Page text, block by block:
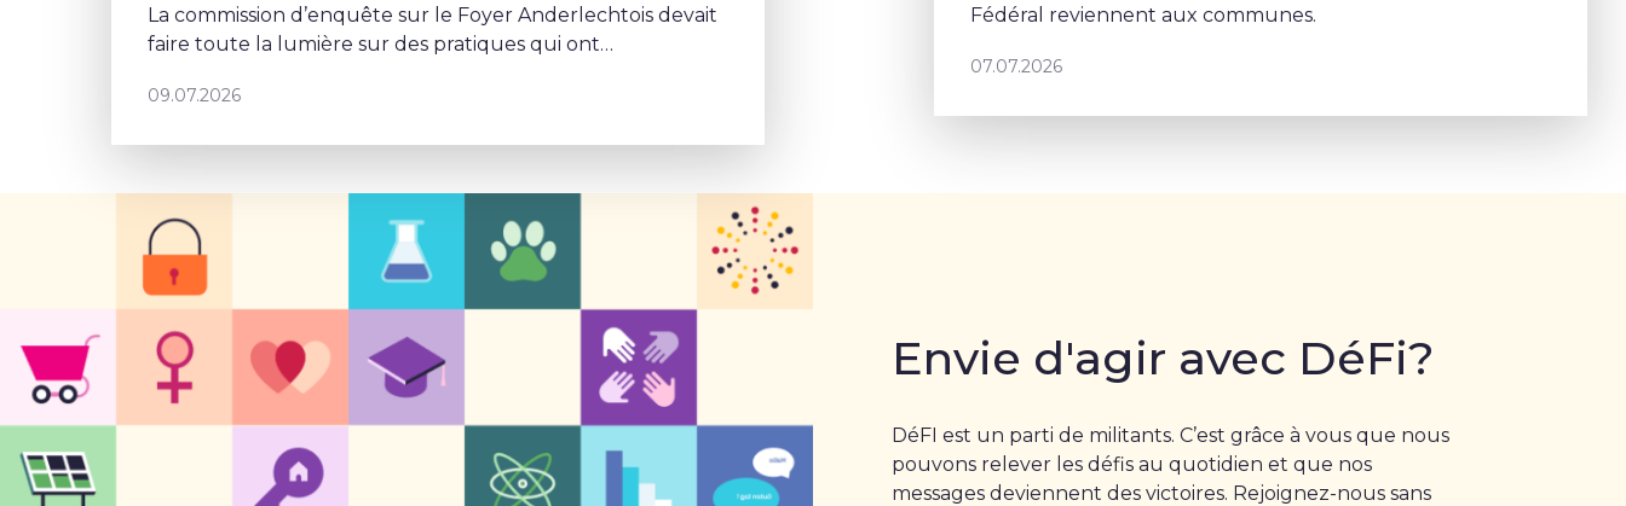
La commission d’enquête sur le Foyer Anderlechtois devait
faire toute la lumière sur des pratiques qui ont
logement social. Mais depuis le
09.07.2026
Fédéral reviennent aux communes.
07.07.2026
Envie d'agir avec DéFi?
DéFI est un parti de militants. C’est grâce à vous que nous
pouvons relever les défis au quotidien et que nos
messages deviennent des victoires. Rejoignez-nous sans